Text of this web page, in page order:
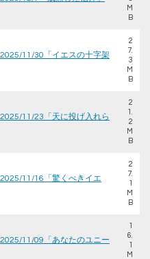
M
B
11/30「イエスの十字架
2
7.
3
M
B
11/23「天に投げ入れら
2
1.
2
M
B
11/16「驚くべきイエ
2
7.
1
M
B
11/09「あなたのユニー
1
6.
1
M